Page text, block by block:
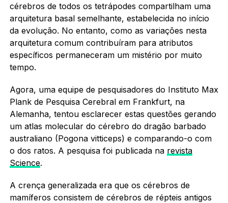
cérebros de todos os tetrápodes compartilham uma
arquitetura basal semelhante, estabelecida no início
da evolução. No entanto, como as variações nesta
arquitetura comum contribuíram para atributos
específicos permaneceram um mistério por muito
tempo.
Agora, uma equipe de pesquisadores do Instituto Max
Plank de Pesquisa Cerebral em Frankfurt, na
Alemanha, tentou esclarecer estas questões gerando
um atlas molecular do cérebro do dragão barbado
australiano (Pogona vitticeps) e comparando-o com
o dos ratos. A pesquisa foi publicada na revista
Science.
A crença generalizada era que os cérebros de
mamíferos consistem de cérebros de répteis antigos